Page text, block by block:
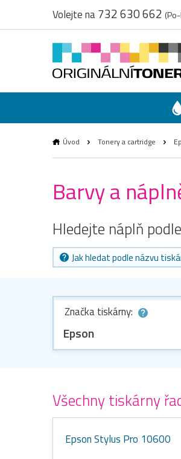
Volejte na732 630 662
Úvod Tonery a cartridge
Barvy a
Hledejte náplň
Jak hledat podle názvu
Značka tiskárny:
Epson
Všechny tiskárny
Epson Stylus Pro 10600